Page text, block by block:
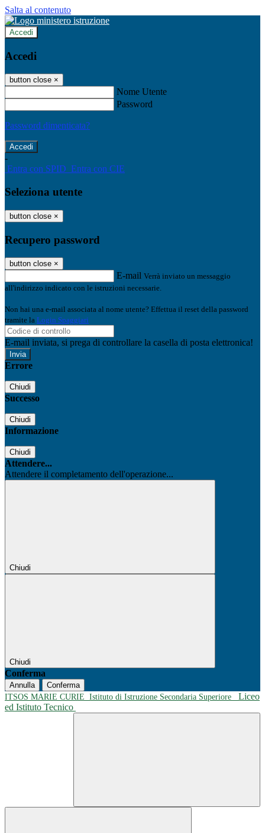
Salta al contenuto
Accedi
Accedi
button close ×
Nome Utente
Password
Password dimenticata?
-
Entra con SPID Entra con CIE
Seleziona utente
button close ×
Recupero password
button close ×
E-mail Verrà inviato un messaggio
all'indirizzo indicato con le istruzioni necessarie.
Non hai una e-mail associata al nome utente? Effettua il reset della password
tramite la Login Spaggiari
E-mail inviata, si prega di controllare la casella di posta elettronica!
Errore
Chiudi
Successo
Chiudi
Informazione
Chiudi
Attendere...
Attendere il completamento dell'operazione...
Chiudi
Chiudi
Conferma
Annulla
Conferma
ITSOS MARIE CURIE Istituto di Istruzione Secondaria Superiore
Liceo
ed Istituto Tecnico